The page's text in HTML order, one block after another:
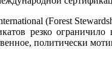
(Forest
резко
политически